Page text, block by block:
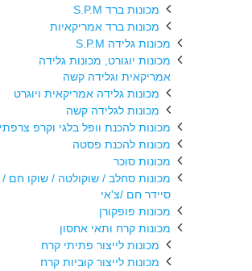
מכונות ברד S.P.M
מכונות ברד אמריקאיות
מכונות גלידה S.P.M
מכונות יוגורט, מכונות גלידה
אמריקאית וגלידה קשה
מכונות גלידה אמריקאית ויוגרט
מכונות לגלידה קשה
מכונות להכנת וופל בלגי וקרפ צרפתי
מכונות להכנת פסטה
מכונות סוכר
מכונות סחלב / שוקולטה / שוקו חם /
סיידר חם /צ'אי
מכונות פופקורן
מכונות קרח ותאי אחסון
מכונות לייצור פתיתי קרח
מכונות לייצור קוביות קרח